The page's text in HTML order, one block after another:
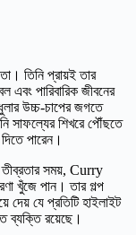
তিনি প্রায়ই তার
পারিবারিক জীবনের
উচ্চ-চাপের জগতে
সাফল্যের শিখরে পৌঁছতে
পারেন।
সময়, Curry
খুঁজে পান। তার গল্প
দেয় যে প্রতিটি হাইলাইট
ব্যক্তি রয়েছে।